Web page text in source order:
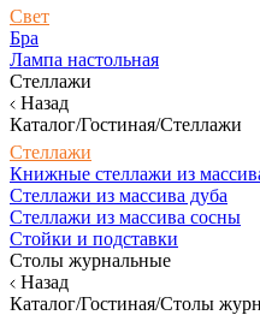
Свет
Бра
Лампа настольная
Стеллажи
Назад
Каталог/Гостиная/Стеллажи
Стеллажи
Книжные стеллажи из
Стеллажи из массива дуба
Стеллажи из массива сосны
Стойки и подставки
Столы журнальные
Назад
Каталог/Гостиная/Столы